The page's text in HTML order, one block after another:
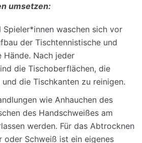
umsetzen:
Spieler*innen waschen sich vor
der Tischtennistische und
Hände. Nach jeder
die Tischoberflächen, die
die Tischkanten zu reinigen.
wie Anhauchen des
des Handschweißes am
werden. Für das Abtrocknen
oder Schweiß ist ein eigenes